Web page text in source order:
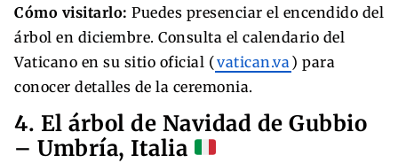
Cómo visitarlo: Puedes presenciar el encendido del
árbol en diciembre. Consulta el calendario del
Vaticano en su sitio oficial (vatican.va ) para
conocer detalles de la ceremonia.
4. El árbol de Navidad de Gubbio
– Umbría, Italia